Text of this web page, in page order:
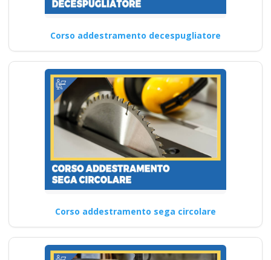
Corso addestramento decespugliatore
Corso addestramento sega circolare